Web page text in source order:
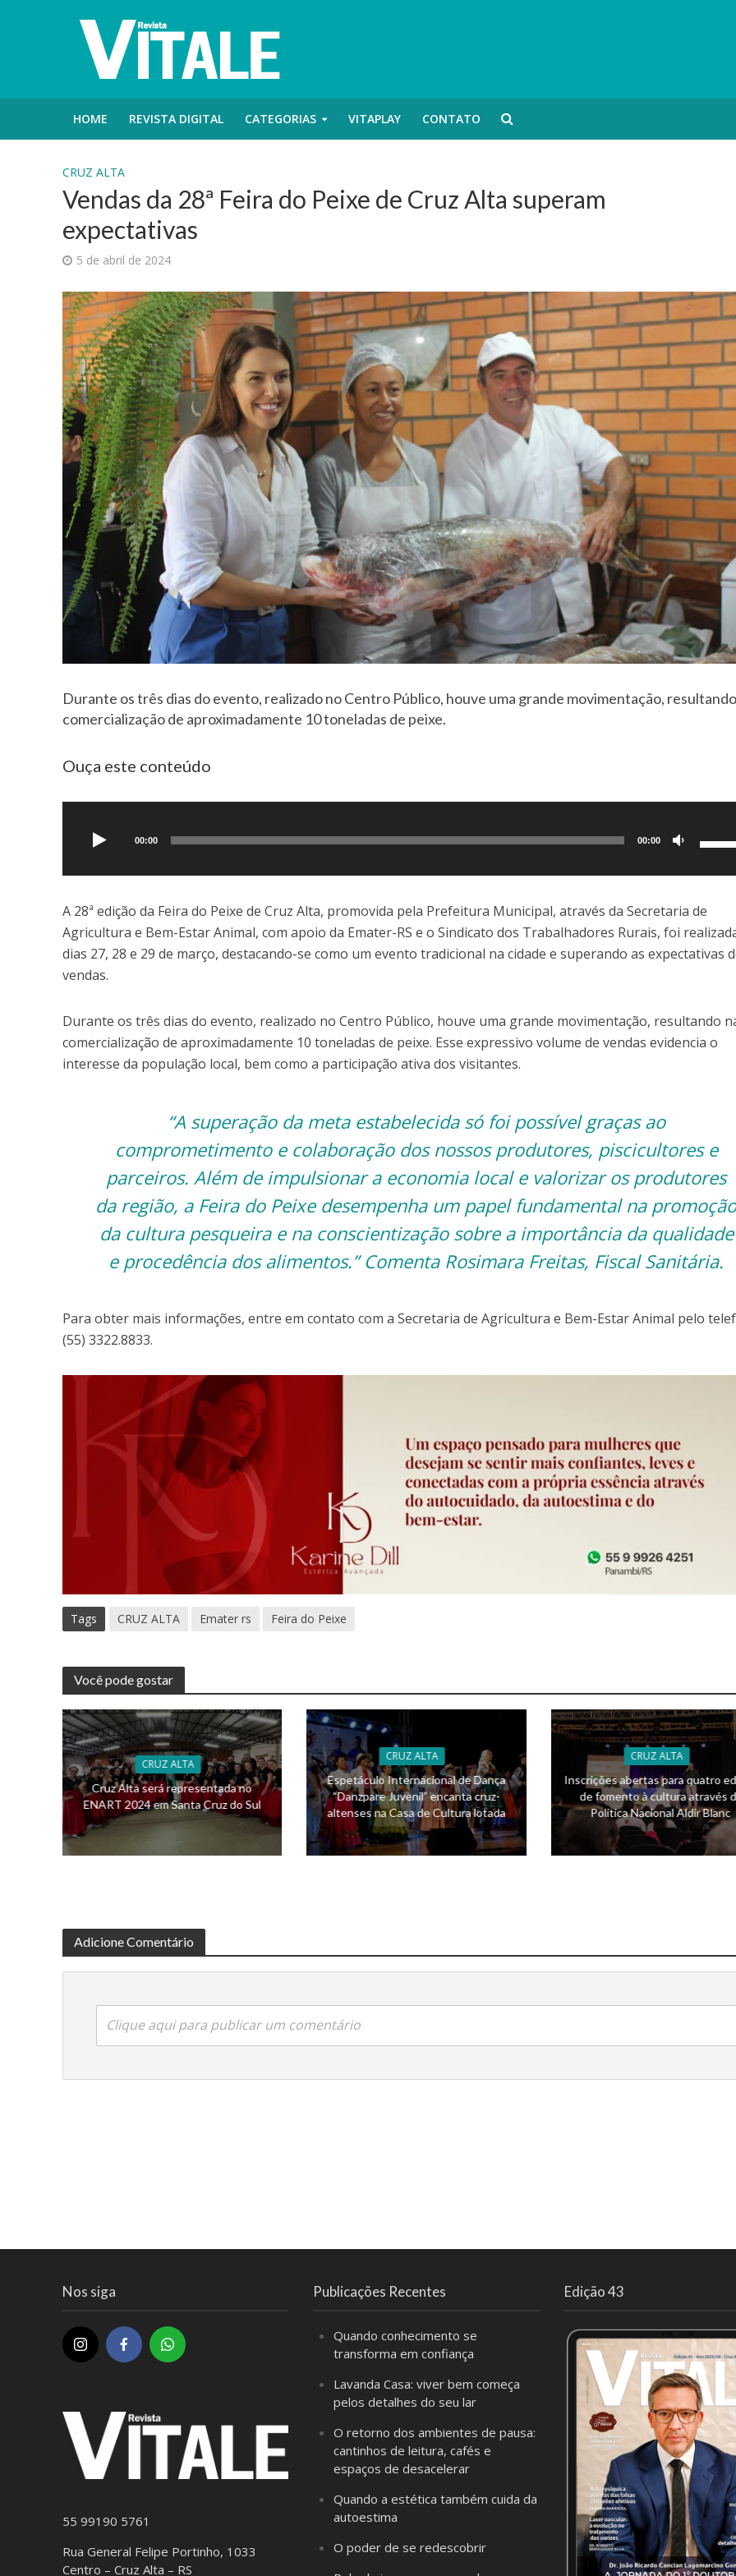
HOME REVISTA DIGITAL CATEGORIAS VITAPLAY CONTATO
CRUZ ALTA
Vendas da 28ª Feira do Peixe de Cruz Alta superam
expectativas
5 de abril de 2024
Durante os três dias do evento, realizado no Centro Público, houve uma grande movimentação,
comercialização de aproximadamente 10 toneladas de peixe.
Ouça este conteúdo
áudio
00:00 00:00
setas
ou
A 28ª edição da Feira do Peixe de Cruz Alta, promovida pela Prefeitura Municipal, através da Secretaria de
Agricultura e Bem-Estar Animal, com apoio da Emater-RS e o Sindicato dos Trabalhadores Rurais, foi
dias 27, 28 e 29 de março, destacando-se como um evento tradicional na cidade e superando as expectativas
vendas.
Durante os três dias do evento, realizado no Centro Público, houve uma grande movimentação, resultando
comercialização de aproximadamente 10 toneladas de peixe. Esse expressivo volume de vendas evidencia o
interesse da população local, bem como a participação ativa dos visitantes.
“A superação da meta estabelecida só foi possível graças ao
comprometimento e colaboração dos nossos produtores, piscicultores e
parceiros. Além de impulsionar a economia local e valorizar os produtores
da região, a Feira do Peixe desempenha um papel fundamental na
da cultura pesqueira e na conscientização sobre a importância da qualidade
e procedência dos alimentos.” Comenta Rosimara Freitas, Fiscal Sanitária.
Para obter mais informações, entre em contato com a Secretaria de Agricultura e Bem-Estar Animal pelo
(55) 3322.8833.
Tags CRUZ ALTA Emater rs Feira do Peixe
Você pode gostar
CRUZ ALTA
Cruz Alta será representada no
ENART 2024 em Santa Cruz do Sul
CRUZ ALTA
Espetáculo Internacional de Dança
“Danzpare Juvenil” encanta cruz-
altenses na Casa de Cultura lotada
CRUZ ALTA
Inscrições abertas para quatro
de fomento à cultura através
Política Nacional Aldir Blanc
Adicione Comentário
Clique aqui para publicar um comentário
Nos siga
55 99190 5761
Rua General Felipe Portinho, 1033
Centro – Cruz Alta – RS
Publicações Recentes
Quando conhecimento se
transforma em confiança
Lavanda Casa: viver bem começa
pelos detalhes do seu lar
O retorno dos ambientes de pausa:
cantinhos de leitura, cafés e
espaços de desacelerar
Quando a estética também cuida da
autoestima
O poder de se redescobrir
Edição 43